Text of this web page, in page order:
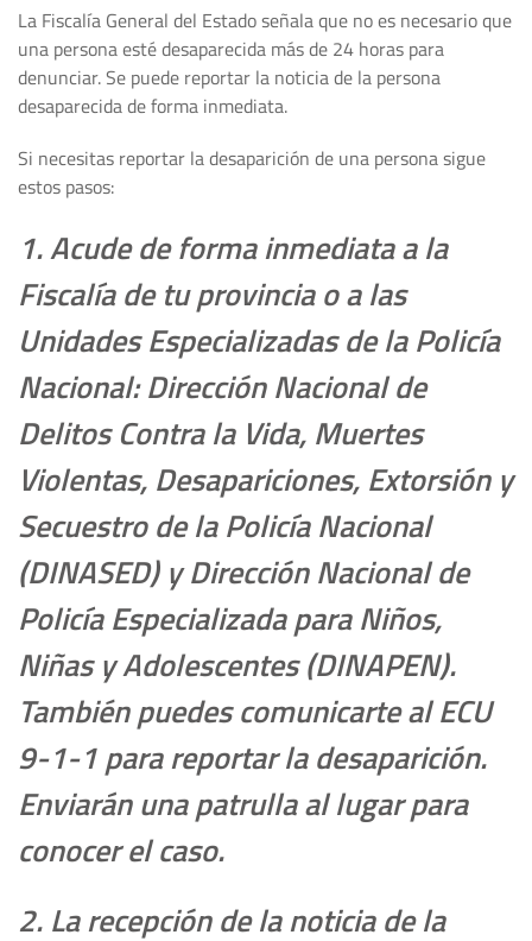
La Fiscalía General del Estado señala que no es necesario que
una persona esté desaparecida más de 24 horas para
denunciar. Se puede reportar la noticia de la persona
desaparecida de forma inmediata.
Si necesitas reportar la desaparición de una persona sigue
estos pasos:
1. Acude de forma inmediata a la
Fiscalía de tu provincia o a las
Unidades Especializadas de la Policía
Nacional: Dirección Nacional de
Delitos Contra la Vida, Muertes
Violentas, Desapariciones, Extorsión y
Secuestro de la Policía Nacional
(DINASED) y Dirección Nacional de
Policía Especializada para Niños,
Niñas y Adolescentes (DINAPEN).
También puedes comunicarte al ECU
9-1-1 para reportar la desaparición.
Enviarán una patrulla al lugar para
conocer el caso.
2. La recepción de la noticia de la